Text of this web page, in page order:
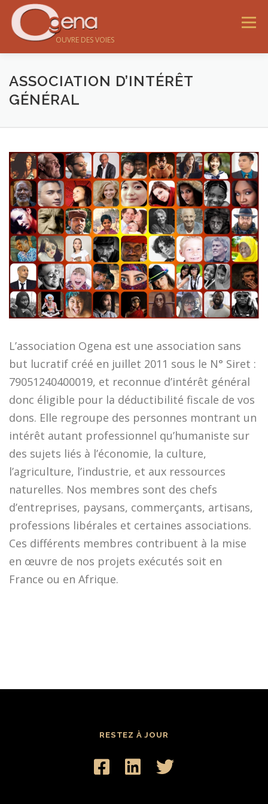
OUVRE DES VOIES
Menu
ASSOCIATION D’INTÉRÊT
GÉNÉRAL
L’association Ogena est une association sans
but lucratif créé en juillet 2011 sous le N° Siret :
79051240400019, et reconnue d’intérêt général
donc éligible pour la déductibilité fiscale de vos
dons. Elle regroupe des personnes montrant un
intérêt autant professionnel qu’humaniste sur
des sujets liés à l’économie, la culture,
l’agriculture, l’industrie, et aux ressources
naturelles. Nos membres sont des chefs
d’entreprises, paysans, commerçants, artisans,
professions libérales et certaines associations.
Ces différents membres contribuent à la mise
en œuvre de nos projets exécutés soit en
France ou en Afrique.
RESTEZ À JOUR